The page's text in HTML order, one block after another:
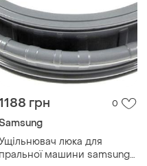
грн 0
люка для
пральної машини samsung